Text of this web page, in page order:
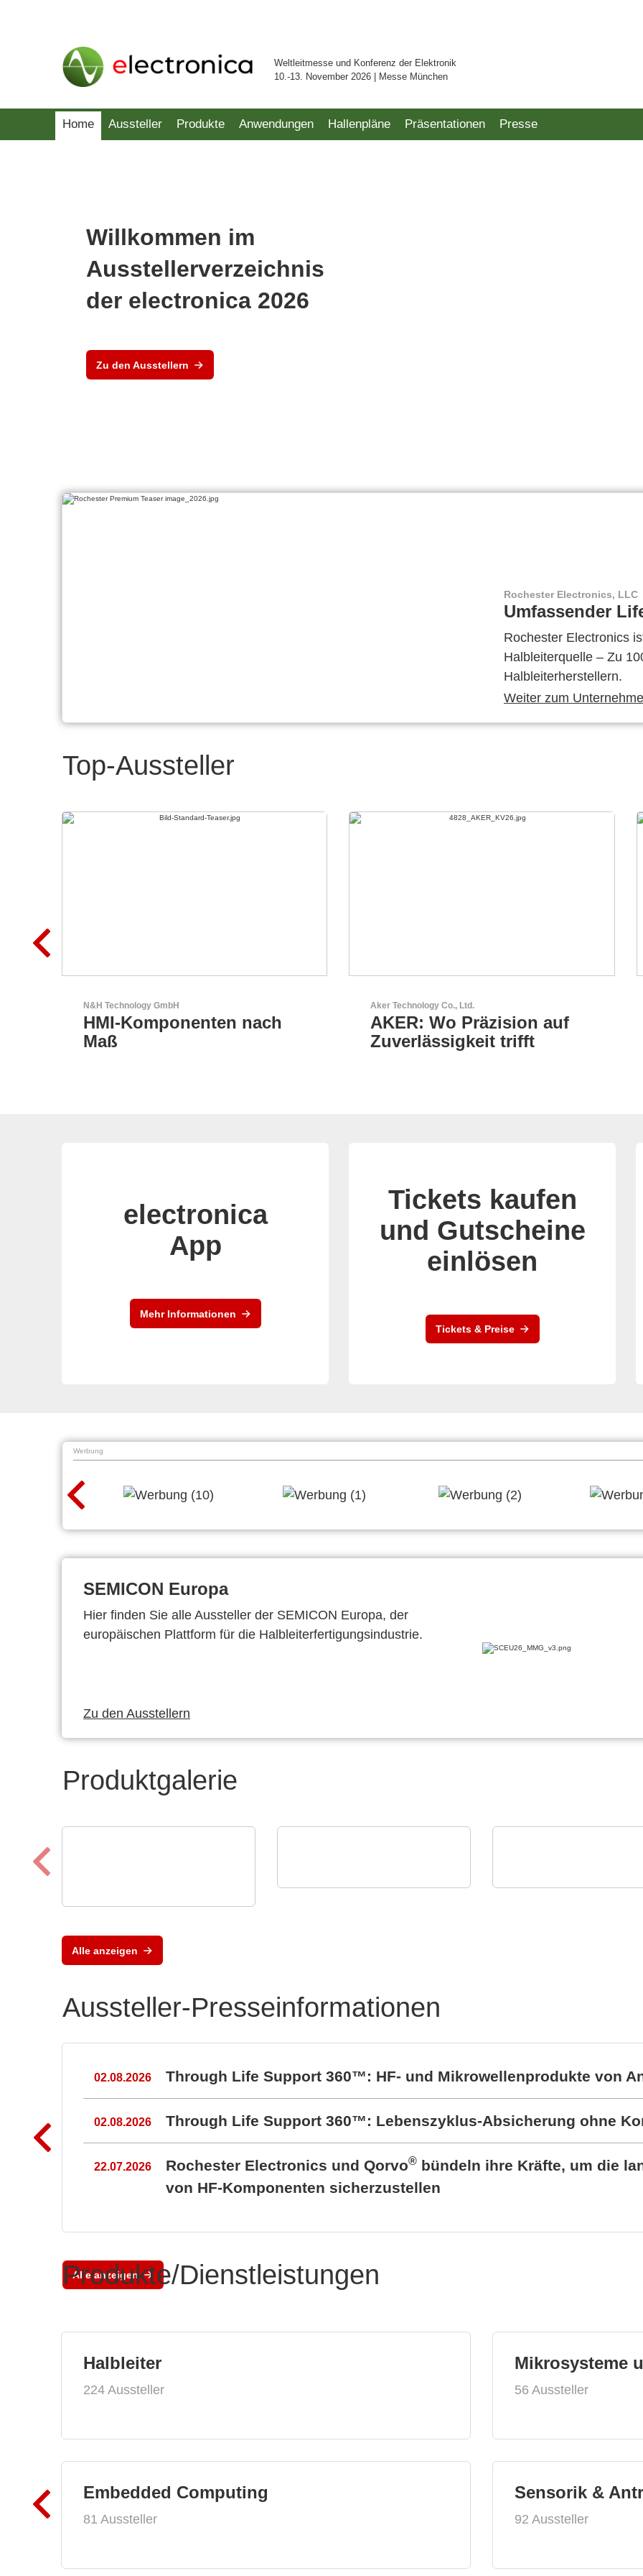
Weltleitmesse und Konferenz der Elektronik
10.-13. November 2026 | Messe München
Home Aussteller Produkte Anwendungen Hallenpläne Präsentationen Presse
Willkommen im
Ausstellerverzeichnis
der electronica 2026
Zu den Ausstellern
Rochester Electronics, LLC
Umfassender
Rochester Electronics
Halbleiterquelle – Zu
Halbleiterherstellern.
Weiter zum
Top-Aussteller
Aker Technology Co., Ltd.
AKER: Wo Präzision auf
Zuverlässigkeit trifft
AKTINA CDS GmbH
AKTINA CDS - Supply
Chain Solutions
electronica
App
Mehr Informationen
Tickets kaufen
und Gutscheine
einlösen
Tickets & Preise
Werbung
SEMICON Europa
Hier finden Sie alle Aussteller der SEMICON Europa, der
europäischen Plattform für die Halbleiterfertigungsindustrie.
Zu den Ausstellern
Produktgalerie
Steckverbinder und
Federkontakte
Alle anzeigen
Aussteller-Presseinformationen
02.08.2026 Through Life Support 360™: HF- und Mikrowellenprodukte von
02.08.2026 Through Life Support 360™: Lebenszyklus-Absicherung ohne
22.07.2026 Rochester Electronics und Qorvo® bündeln ihre Kräfte, um die
von HF-Komponenten sicherzustellen
Alle anzeigen
Produkte/Dienstleistungen
Halbleiter
224 Aussteller
Embedded Computing
81 Aussteller
Mikrosysteme
56 Aussteller
Sensorik &
92 Aussteller